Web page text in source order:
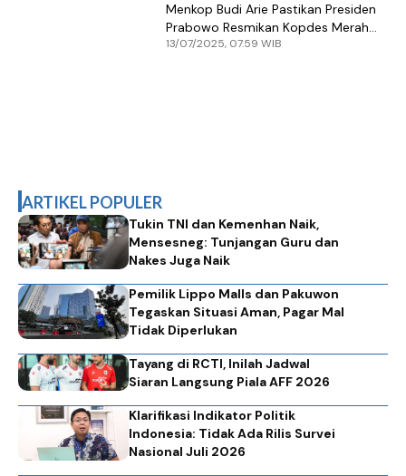
Menkop Budi Arie Pastikan Presiden
Prabowo Resmikan Kopdes Merah
Putih di Klaten 21 Juli
13/07/2025, 07.59 WIB
ARTIKEL POPULER
Tukin TNI dan Kemenhan Naik,
Mensesneg: Tunjangan Guru dan
Nakes Juga Naik
Pemilik Lippo Malls dan Pakuwon
Tegaskan Situasi Aman, Pagar Mal
Tidak Diperlukan
Tayang di RCTI, Inilah Jadwal
Siaran Langsung Piala AFF 2026
Klarifikasi Indikator Politik
Indonesia: Tidak Ada Rilis Survei
Nasional Juli 2026